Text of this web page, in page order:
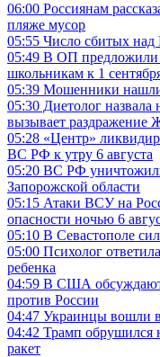
06:00 Россиянам
пляже мусор
05:55 Число сбитых над
05:49 В ОП предложили
школьникам к 1
05:39 Мошенники нашли
05:30 Диетолог
вызывает раздражение
05:28 «Центр»
ВС РФ к утру 6 августа
05:20 ВС РФ
Запорожской области
05:15 Атаки ВСУ на
опасности ночью 6
05:10 В Севастополе
05:00 Психолог
ребенка
04:59 В США обсуждают
против России
04:47 Украинцы вошли
04:42 Трамп обрушился
ракет